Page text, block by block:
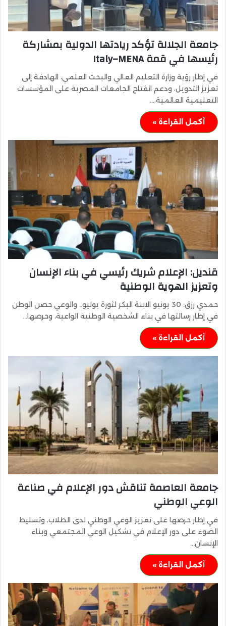
جامعة الجلالة تؤكد ريادتها الدولية بمشاركة
رئيسها في قمة Italy–MENA
في إطار رؤية وزارة التعليم العالي والبحث العلمي، الهادفة إلى
تعزيز التدويل، ودعم انفتاح الجامعات المصرية على المؤسسات
التعليمية العالمية،…
أكمل القراءة »
قنديل: الإعلام شريك رئيسي في بناء الإنسان
وتعزيز الهوية الوطنية
حمدي رزق: 30 يونيو الابنة البكر لثورة يوليو.. والوعي حصن الوطن
في إطار رسالتها في بناء الشخصية الوطنية الواعية، وحرصها…
أكمل القراءة »
جامعة العاصمة تناقش دور الإعلام في صناعة
الوعي الوطني
في إطار حرصها على تعزيز الوعي الوطني لدى الطلاب، وتسليط
الضوء على دور الإعلام في تشكيل الوعي المجتمعي وبناء
الإنسان…
أكمل القراءة »